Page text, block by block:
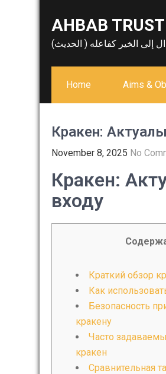
AHBAB TRUST
إلى الخير كفاعله ( الحديث)
Home Aims &
Кракен:
November 8, 2025 No
Кракен:
входу
Краткий обзор
Как
Безопасность
кракену
Часто
кракен
Сравнительная